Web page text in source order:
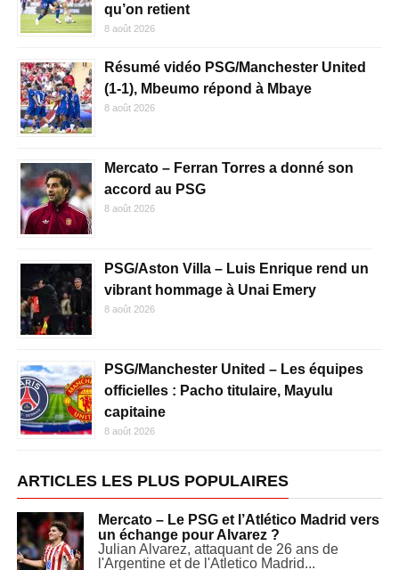
qu’on retient
8 août 2026
Résumé vidéo PSG/Manchester United
(1-1), Mbeumo répond à Mbaye
8 août 2026
Mercato – Ferran Torres a donné son
accord au PSG
8 août 2026
PSG/Aston Villa – Luis Enrique rend un
vibrant hommage à Unai Emery
8 août 2026
PSG/Manchester United – Les équipes
officielles : Pacho titulaire, Mayulu
capitaine
8 août 2026
ARTICLES LES PLUS POPULAIRES
Mercato – Le PSG et l’Atlético Madrid vers
un échange pour Alvarez ?
Julian Alvarez, attaquant de 26 ans de
l'Argentine et de l'Atletico Madrid...